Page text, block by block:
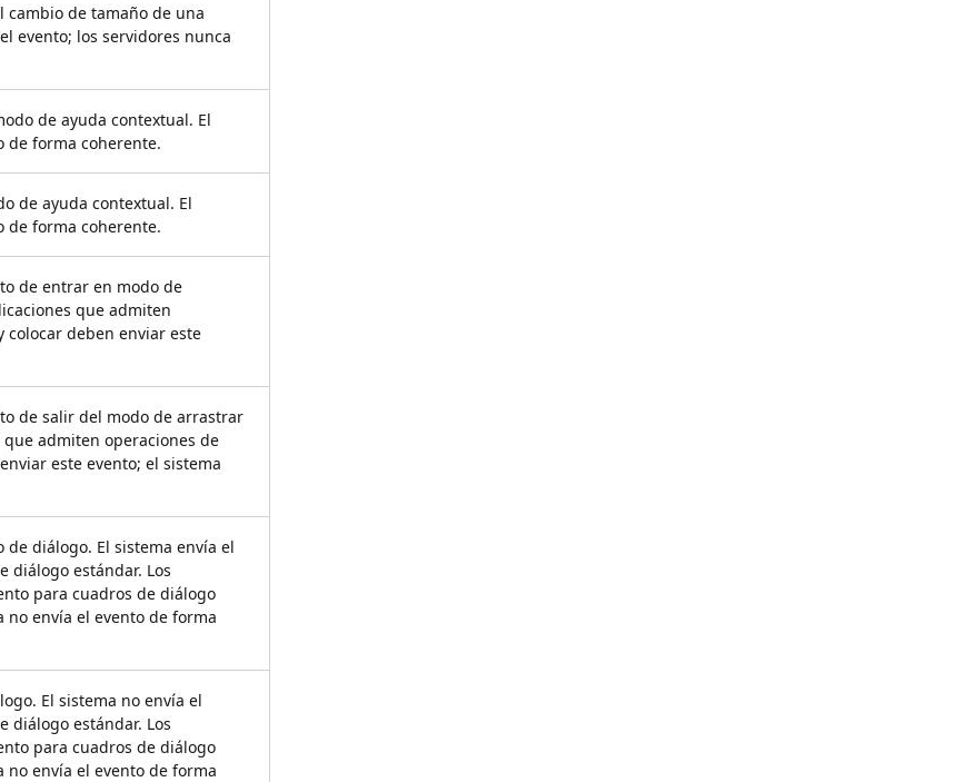
cambio de tamaño de una
evento; los servidores nunca
de ayuda contextual. El
de forma coherente.
de ayuda contextual. El
de forma coherente.
de entrar en modo de
que admiten
colocar deben enviar este
de salir del modo de arrastrar
que admiten operaciones de
este evento; el sistema
diálogo. El sistema envía el
diálogo estándar. Los
para cuadros de diálogo
no envía el evento de forma
El sistema no envía el
diálogo estándar. Los
para cuadros de diálogo
no envía el evento de forma